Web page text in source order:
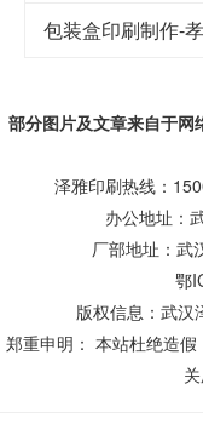
部分图片及文章来自于网
泽雅印刷热线：
办公地址：
厂部地址：武
鄂
版权信息：武汉
郑重申明： 本站杜绝造